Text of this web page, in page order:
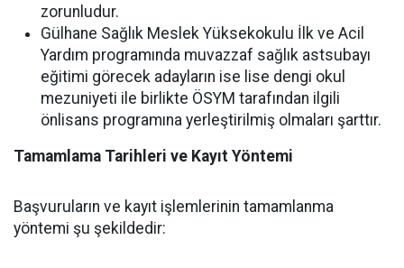
zorunludur.
Gülhane Sağlık Meslek Yüksekokulu İlk ve Acil
Yardım programında muvazzaf sağlık astsubayı
eğitimi görecek adayların ise lise dengi okul
mezuniyeti ile birlikte ÖSYM tarafından ilgili
önlisans programına yerleştirilmiş olmaları şarttır.
Tamamlama Tarihleri ve Kayıt Yöntemi
Başvuruların ve kayıt işlemlerinin tamamlanma
yöntemi şu şekildedir: